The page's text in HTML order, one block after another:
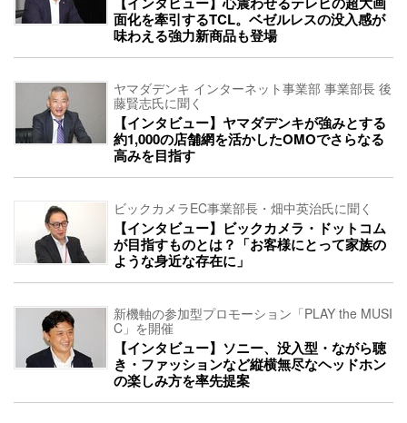
面化を牽引するTCL。ベゼルレスの没入感が
味わえる強力新商品も登場
ヤマダデンキ インターネット事業部 事業部長 後
藤賢志氏に聞く
【インタビュー】ヤマダデンキが強みとする
約1,000の店舗網を活かしたOMOでさらなる
高みを目指す
ビックカメラEC事業部長・畑中英治氏に聞く
【インタビュー】ビックカメラ・ドットコム
が目指すものとは？「お客様にとって家族の
ような身近な存在に」
新機軸の参加型プロモーション「PLAY the MUSI
C」を開催
【インタビュー】ソニー、没入型・ながら聴
き・ファッションなど縦横無尽なヘッドホン
の楽しみ方を率先提案